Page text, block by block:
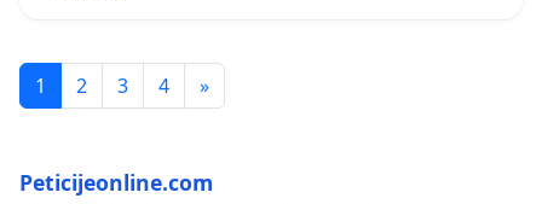
1 2 3 4 »
Peticijeonline.com